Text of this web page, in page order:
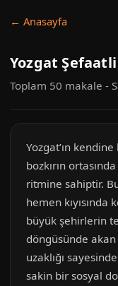
← Anasayfa
Yozgat
Toplam 50 makale -
Yozgat’ın
bozkırın
ritmine sahiptir.
hemen kıyısında
büyük şehirlerin
döngüsünde
uzaklığı
sakin bir sosyal